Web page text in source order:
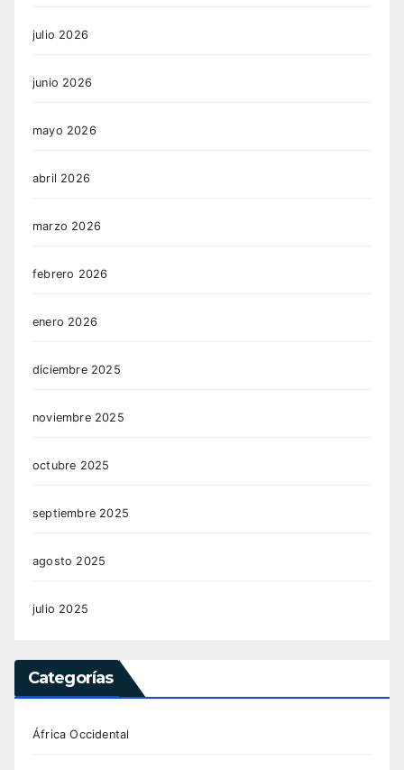
julio 2026
junio 2026
mayo 2026
abril 2026
marzo 2026
febrero 2026
enero 2026
diciembre 2025
noviembre 2025
octubre 2025
septiembre 2025
agosto 2025
julio 2025
Categorías
África Occidental